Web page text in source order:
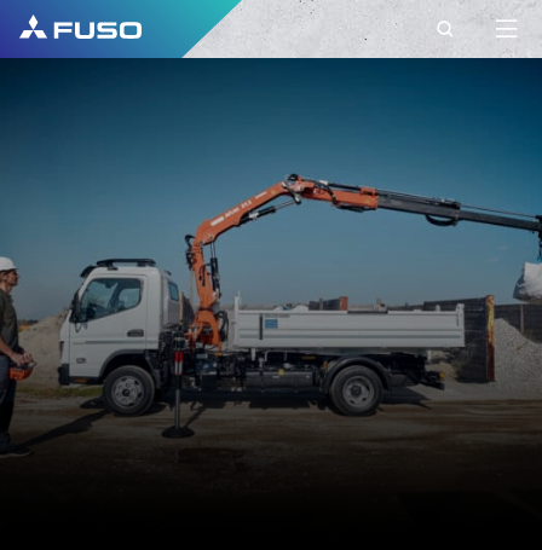
FUSO EUROPE
KONTAKT
Frågor?
Skicka din förfrågan till oss via detta
kontaktformulär.
FÖRNAMN*